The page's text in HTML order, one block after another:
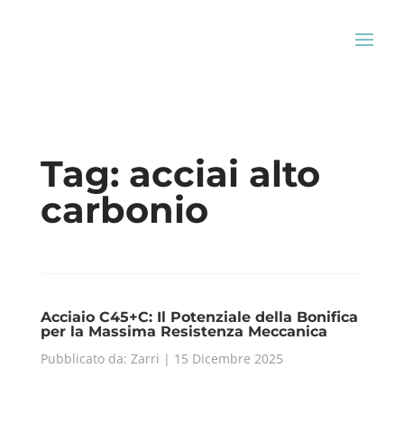
Tag: acciai alto
carbonio
Acciaio C45+C: Il Potenziale della Bonifica
per la Massima Resistenza Meccanica
Pubblicato da: Zarri | 15 Dicembre 2025